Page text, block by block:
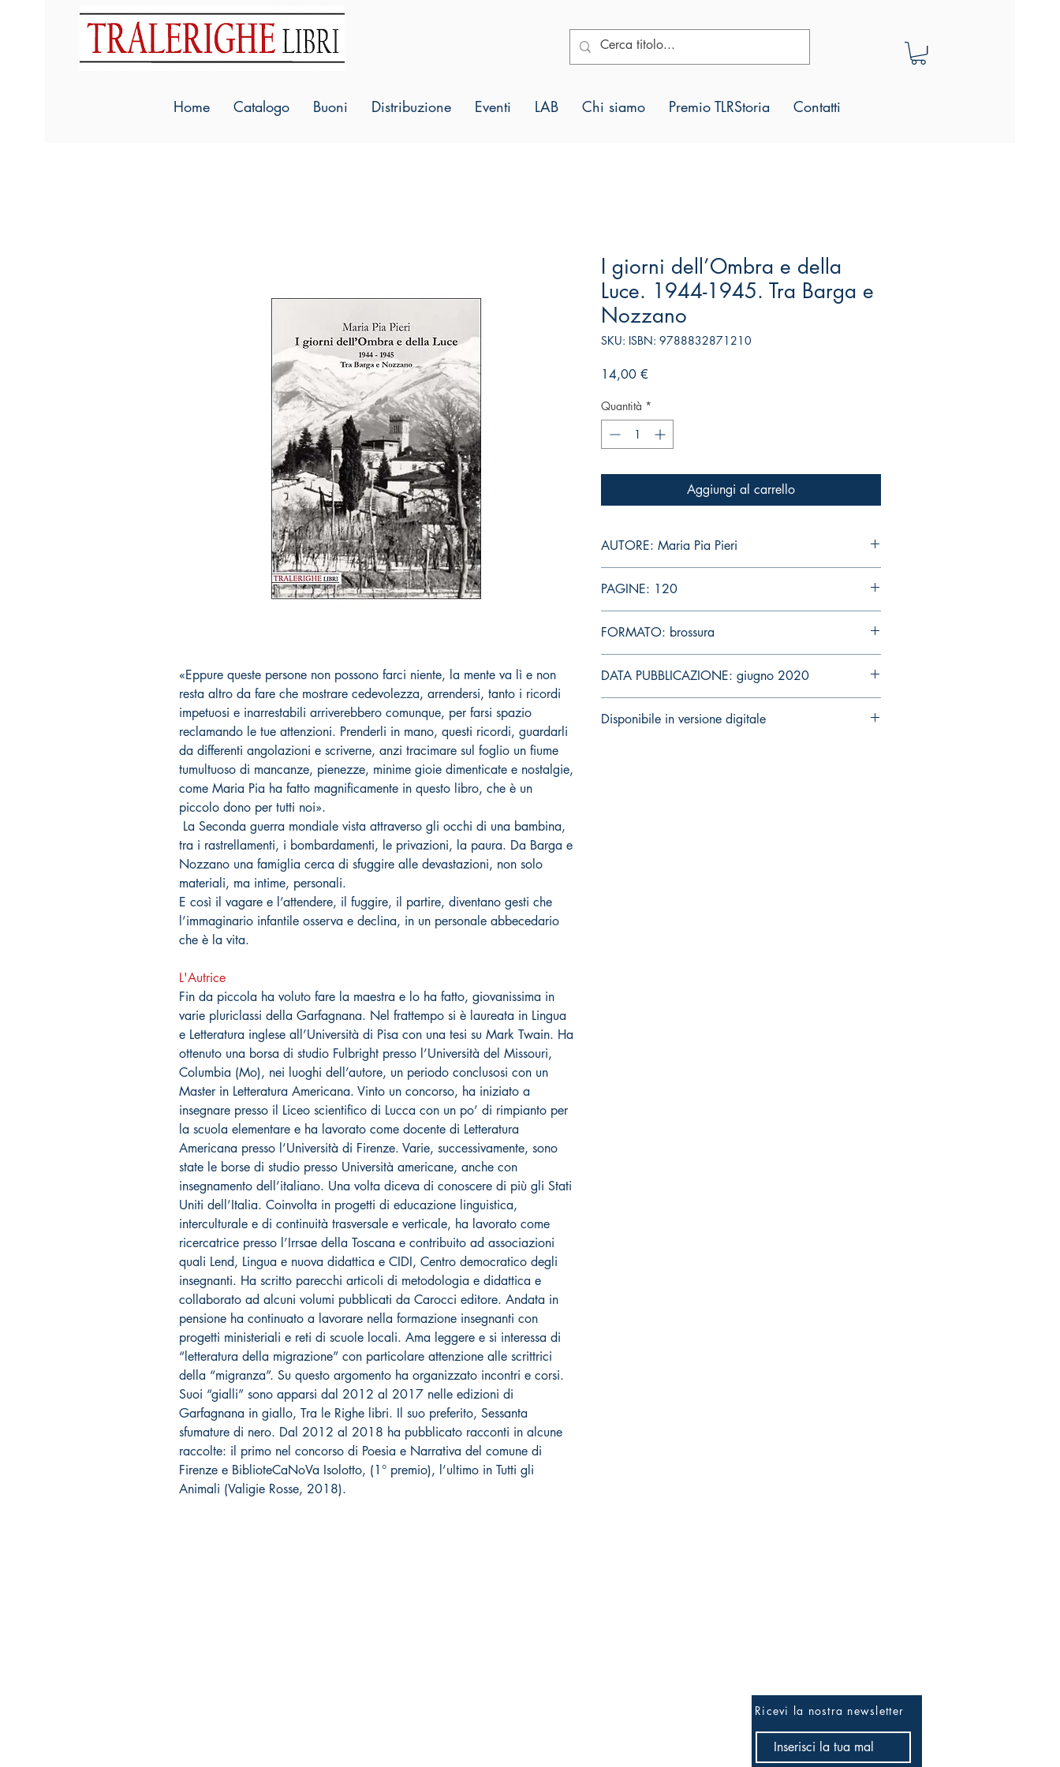
Home Catalogo Buoni Distribuzione Eventi LAB Chi siamo Premio TLRStoria Contatti
«Eppure queste persone non possono farci niente, la mente va lì e non
resta altro da fare che mostrare cedevolezza, arrendersi, tanto i ricordi
impetuosi e inarrestabili arriverebbero comunque, per farsi spazio
reclamando le tue attenzioni. Prenderli in mano, questi ricordi, guardarli
da differenti angolazioni e scriverne, anzi tracimare sul foglio un fiume
tumultuoso di mancanze, pienezze, minime gioie dimenticate e nostalgie,
come Maria Pia ha fatto magnificamente in questo libro, che è un
piccolo dono per tutti noi».
La Seconda guerra mondiale vista attraverso gli occhi di una bambina,
tra i rastrellamenti, i bombardamenti, le privazioni, la paura. Da Barga e
Nozzano una famiglia cerca di sfuggire alle devastazioni, non solo
materiali, ma intime, personali.
E così il vagare e l’attendere, il fuggire, il partire, diventano gesti che
l’immaginario infantile osserva e declina, in un personale abbecedario
che è la vita.
L'Autrice
Fin da piccola ha voluto fare la maestra e lo ha fatto, giovanissima in
varie pluriclassi della Garfagnana. Nel frattempo si è laureata in Lingua
e Letteratura inglese all’Università di Pisa con una tesi su Mark Twain. Ha
ottenuto una borsa di studio Fulbright presso l’Università del Missouri,
Columbia (Mo), nei luoghi dell’autore, un periodo conclusosi con un
Master in Letteratura Americana. Vinto un concorso, ha iniziato a
insegnare presso il Liceo scientifico di Lucca con un po’ di rimpianto per
la scuola elementare e ha lavorato come docente di Letteratura
Americana presso l’Università di Firenze. Varie, successivamente, sono
state le borse di studio presso Università americane, anche con
insegnamento dell’italiano. Una volta diceva di conoscere di più gli Stati
Uniti dell’Italia. Coinvolta in progetti di educazione linguistica,
interculturale e di continuità trasversale e verticale, ha lavorato come
ricercatrice presso l’Irrsae della Toscana e contribuito ad associazioni
quali Lend, Lingua e nuova didattica e CIDI, Centro democratico degli
insegnanti. Ha scritto parecchi articoli di metodologia e didattica e
collaborato ad alcuni volumi pubblicati da Carocci editore. Andata in
pensione ha continuato a lavorare nella formazione insegnanti con
progetti ministeriali e reti di scuole locali. Ama leggere e si interessa di
“letteratura della migrazione” con particolare attenzione alle scrittrici
della “migranza”. Su questo argomento ha organizzato incontri e corsi.
Suoi “gialli” sono apparsi dal 2012 al 2017 nelle edizioni di
Garfagnana in giallo, Tra le Righe libri. Il suo preferito, Sessanta
sfumature di nero. Dal 2012 al 2018 ha pubblicato racconti in alcune
raccolte: il primo nel concorso di Poesia e Narrativa del comune di
Firenze e BiblioteCaNoVa Isolotto, (1° premio), l’ultimo in Tutti gli
Animali (Valigie Rosse, 2018).
I giorni dell’Ombra e della
Luce. 1944-1945. Tra Barga e
Nozzano
SKU: ISBN: 9788832871210
14,00 €Prezzo
Quantità *
Aggiungi al carrello
AUTORE: Maria Pia Pieri
PAGINE: 120
FORMATO: brossura
DATA PUBBLICAZIONE: giugno 2020
Disponibile in versione digitale
Ricevi la nostra newsletter